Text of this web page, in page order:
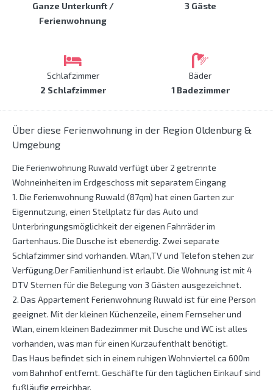
Ganze Unterkunft /
Ferienwohnung
3 Gäste
Schlafzimmer
2 Schlafzimmer
Bäder
1 Badezimmer
Über diese Ferienwohnung in der Region Oldenburg &
Umgebung
Die Ferienwohnung Ruwald verfügt über 2 getrennte
Wohneinheiten im Erdgeschoss mit separatem Eingang
1. Die Ferienwohnung Ruwald (87qm) hat einen Garten zur
Eigennutzung, einen Stellplatz für das Auto und
Unterbringungsmöglichkeit der eigenen Fahrräder im
Gartenhaus. Die Dusche ist ebenerdig. Zwei separate
Schlafzimmer sind vorhanden. Wlan,TV und Telefon stehen zur
Verfügung.Der Familienhund ist erlaubt. Die Wohnung ist mit 4
DTV Sternen für die Belegung von 3 Gästen ausgezeichnet.
2. Das Appartement Ferienwohnung Ruwald ist für eine Person
geeignet. Mit der kleinen Küchenzeile, einem Fernseher und
Wlan, einem kleinen Badezimmer mit Dusche und WC ist alles
vorhanden, was man für einen Kurzaufenthalt benötigt.
Das Haus befindet sich in einem ruhigen Wohnviertel ca 600m
vom Bahnhof entfernt. Geschäfte für den täglichen Einkauf sind
fußläufig erreichbar.